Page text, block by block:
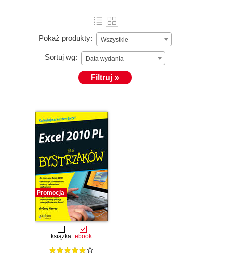
Pokaż produkty: Wszystkie
Sortuj wg: Data wydania
Filtruj »
Promocja
książka ebook